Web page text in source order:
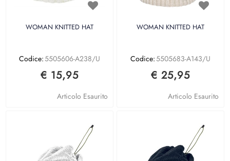
WOMAN KNITTED HAT
Codice:5505606-A238/U
€ 15,95
Articolo Esaurito
WOMAN KNITTED HAT
Codice:5505683-A143/U
€ 25,95
Articolo Esaurito